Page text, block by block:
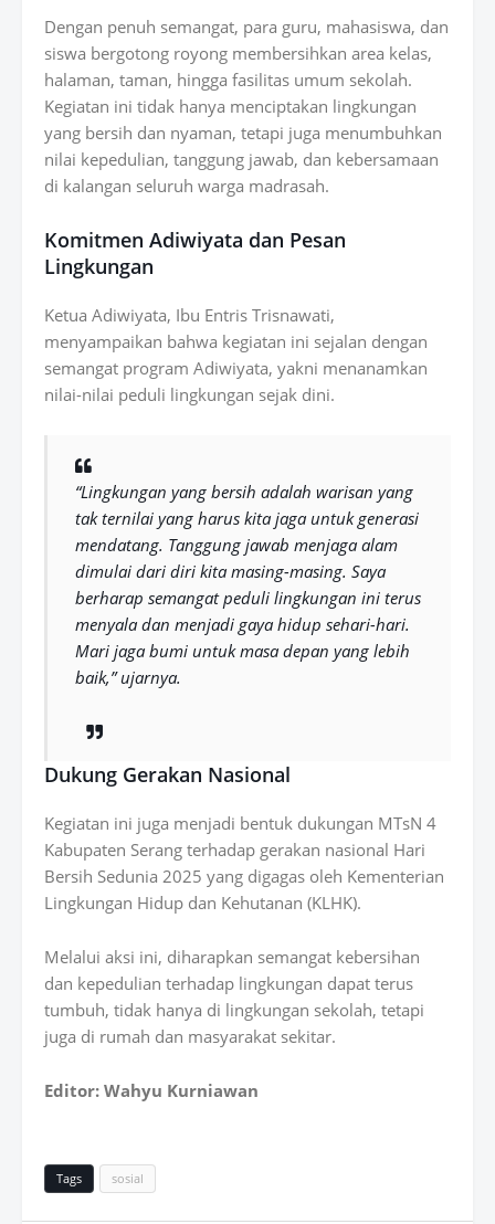
Dengan penuh semangat, para guru, mahasiswa, dan
siswa bergotong royong membersihkan area kelas,
halaman, taman, hingga fasilitas umum sekolah.
Kegiatan ini tidak hanya menciptakan lingkungan
yang bersih dan nyaman, tetapi juga menumbuhkan
nilai kepedulian, tanggung jawab, dan kebersamaan
di kalangan seluruh warga madrasah.
Komitmen Adiwiyata dan Pesan
Lingkungan
Ketua Adiwiyata, Ibu Entris Trisnawati,
menyampaikan bahwa kegiatan ini sejalan dengan
semangat program Adiwiyata, yakni menanamkan
nilai-nilai peduli lingkungan sejak dini.
“Lingkungan yang bersih adalah warisan yang
tak ternilai yang harus kita jaga untuk generasi
mendatang. Tanggung jawab menjaga alam
dimulai dari diri kita masing-masing. Saya
berharap semangat peduli lingkungan ini terus
menyala dan menjadi gaya hidup sehari-hari.
Mari jaga bumi untuk masa depan yang lebih
baik,” ujarnya.
Dukung Gerakan Nasional
Kegiatan ini juga menjadi bentuk dukungan MTsN 4
Kabupaten Serang terhadap gerakan nasional Hari
Bersih Sedunia 2025 yang digagas oleh Kementerian
Lingkungan Hidup dan Kehutanan (KLHK).
Melalui aksi ini, diharapkan semangat kebersihan
dan kepedulian terhadap lingkungan dapat terus
tumbuh, tidak hanya di lingkungan sekolah, tetapi
juga di rumah dan masyarakat sekitar.
Editor: Wahyu Kurniawan
Tags sosial